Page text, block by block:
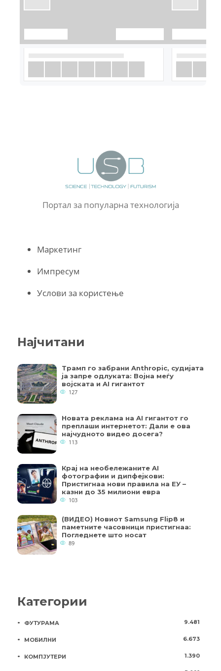
Портал за популарна технологија
Маркетинг
Импресум
Услови за користење
Најчитани
Трамп го забрани Anthropic, судијата
ја запре одлуката: Војна меѓу
војската и AI гигантот
127
Новата реклама на AI гигантот го
преплаши интернетот: Дали е ова
најчудното видео досега?
113
Крај на необележаните AI
фотографии и дипфејкови:
Пристигнаа нови правила на ЕУ –
казни до 35 милиони евра
103
(ВИДЕО) Новиот Samsung Flip8 и
паметните часовници пристигнаа:
Погледнете што носат
89
Категории
ФУТУРАМА 9.481
МОБИЛНИ 6.673
КОМПЈУТЕРИ 1.390